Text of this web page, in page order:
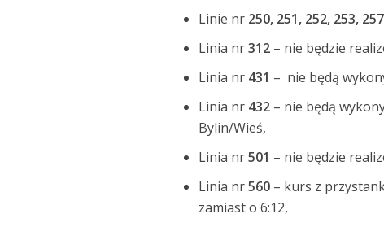
Linie nr 250, 251, 252, 253,
Linia nr312 – nie będzie
Linia nr 431 – nie będą
Linia nr 432 – nie będą
Bylin/Wieś,
Linia nr501 – nie będzie
Linia nr560 – kurs z
zamiast o 6:12,